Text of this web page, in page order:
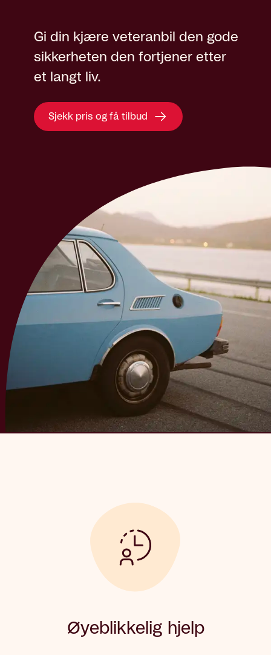
Gi din kjære veteranbil den gode
sikkerheten den fortjener etter
et langt liv.
Sjekk pris og få tilbud
Øyeblikkelig hjelp